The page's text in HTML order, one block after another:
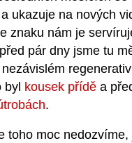
ukazuje na nových
znaku nám je
pár dny jsme tu
byl kousek přídě a
.
toho moc